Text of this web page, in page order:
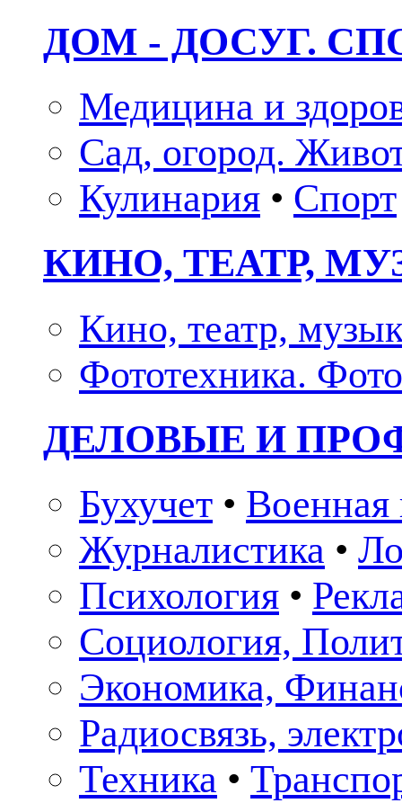
ДОМ - ДОСУГ.
Медицина и
Сад, огород.
Кулинария • Спорт
КИНО, ТЕАТР,
Кино, театр,
Фототехника.
ДЕЛОВЫЕ И
Бухучет • Военная
Журналистика •
Психология •
Социология,
Экономика,
Радиосвязь,
Техника •